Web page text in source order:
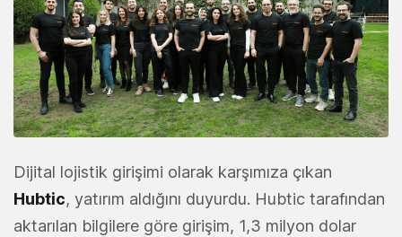
Dijital lojistik girişimi olarak karşımıza çıkan
Hubtic, yatırım aldığını duyurdu. Hubtic tarafından
aktarılan bilgilere göre girişim, 1,3 milyon dolar